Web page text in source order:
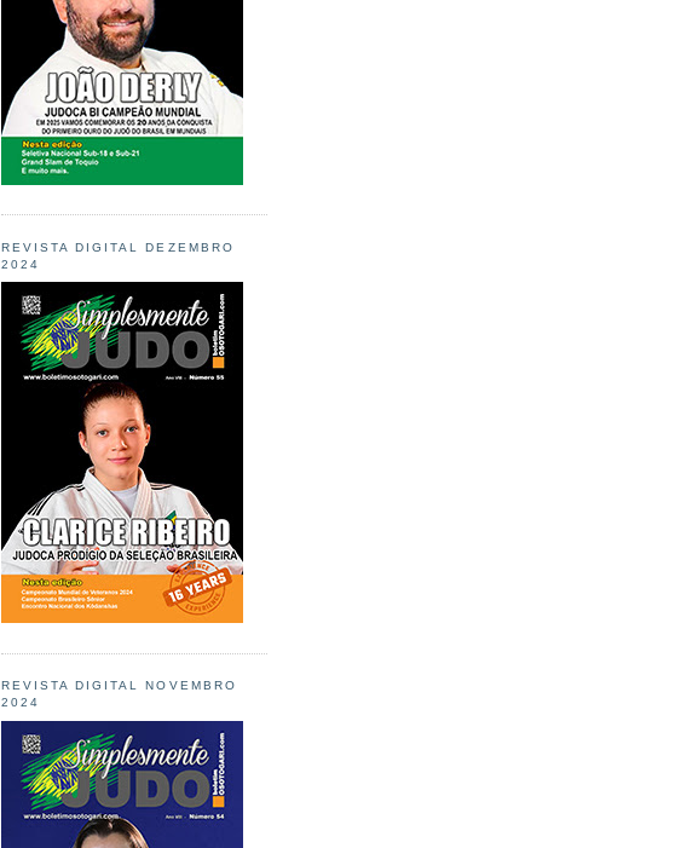
REVISTA DIGITAL DEZEMBRO
2024
REVISTA DIGITAL NOVEMBRO
2024